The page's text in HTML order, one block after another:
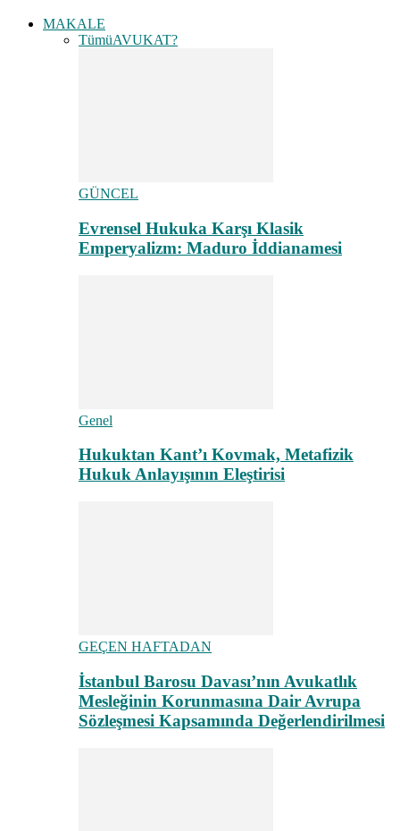
MAKALE
TümüAVUKAT?
GÜNCEL
Evrensel Hukuka Karşı Klasik
Emperyalizm: Maduro İddianamesi
Genel
Hukuktan Kant’ı Kovmak, Metafizik
Hukuk Anlayışının Eleştirisi
GEÇEN HAFTADAN
İstanbul Barosu Davası’nın Avukatlık
Mesleğinin Korunmasına Dair Avrupa
Sözleşmesi Kapsamında Değerlendirilmesi